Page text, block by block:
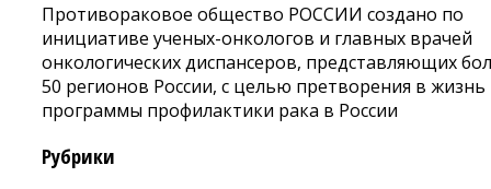
Противораковое общество РОССИИ создано по
инициативе ученых-онкологов и главных врачей
онкологических диспансеров, представляющих
50 регионов России, с целью претворения в жизнь
программы профилактики рака в России
Рубрики